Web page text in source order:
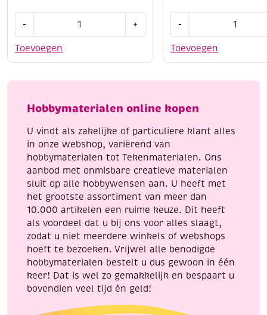
Toevoegen
-
volumevlies
grams,
+
Toevoegen
-
50
hokjes
10
aantal
Hobbymaterialen online kopen
U vindt als zakelijke of particuliere klant alles
in onze webshop, variërend van
hobbymaterialen tot Tekenmaterialen. Ons
aanbod met onmisbare creatieve materialen
sluit op alle hobbywensen aan. U heeft met
het grootste assortiment van meer dan
10.000 artikelen een ruime keuze. Dit heeft
als voordeel dat u bij ons voor alles slaagt,
zodat u niet meerdere winkels of webshops
hoeft te bezoeken. Vrijwel alle benodigde
hobbymaterialen bestelt u dus gewoon in één
keer! Dat is wel zo gemakkelijk en bespaart u
bovendien veel tijd én geld!